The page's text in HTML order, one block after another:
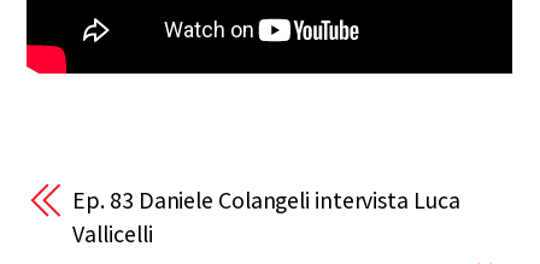
Ep. 83 Daniele Colangeli intervista Luca
Vallicelli